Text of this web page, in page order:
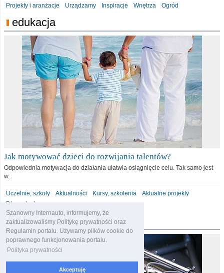
Szanowny Internauto, informujemy, że
zaktualizowaliśmy Politykę prywatności oraz
Regulamin portalu. Używamy plików cookie do
poprawnego funkcjonowania portalu.
Polityka prywatności
Akceptuję
Projekty i aranżacje Urządzamy Inspiracje Wnętrza Ogród
edukacja
Jak motywować dzieci do rozwijania talentów?
Odpowiednia motywacja do działania ułatwia osiągnięcie celu. Tak samo jest
w..
Uczelnie, szkoły Aktualności Kursy, szkolenia
Aktualne projekty
Dla malucha
motoryzacja